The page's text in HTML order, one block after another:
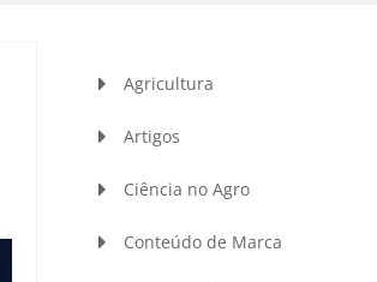
Agricultura
Artigos
Ciência no Agro
Conteúdo de Marca